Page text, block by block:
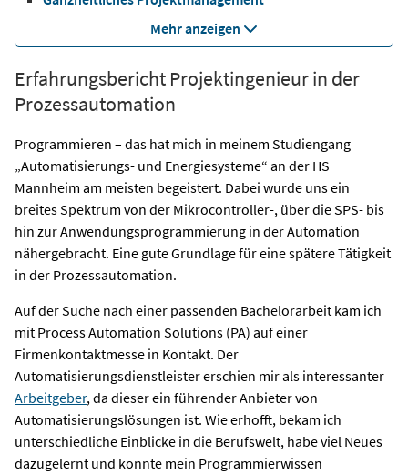
Mehr anzeigen
Erfahrungsbericht Projektingenieur in der
Prozessautomation
Programmieren – das hat mich in meinem Studiengang
„Automatisierungs- und Energiesysteme“ an der HS
Mannheim am meisten begeistert. Dabei wurde uns ein
breites Spektrum von der Mikrocontroller-, über die SPS- bis
hin zur Anwendungsprogrammierung in der Automation
nähergebracht. Eine gute Grundlage für eine spätere Tätigkeit
in der Prozessautomation.
Auf der Suche nach einer passenden Bachelorarbeit kam ich
mit Process Automation Solutions (PA) auf einer
Firmenkontaktmesse in Kontakt. Der
Automatisierungsdienstleister erschien mir als interessanter
Arbeitgeber, da dieser ein führender Anbieter von
Automatisierungslösungen ist. Wie erhofft, bekam ich
unterschiedliche Einblicke in die Berufswelt, habe viel Neues
dazugelernt und konnte mein Programmierwissen